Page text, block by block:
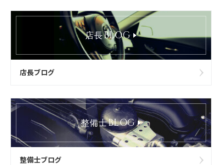
店長BLOG
店長ブログ
整備士BLOG
整備士ブログ